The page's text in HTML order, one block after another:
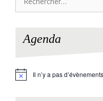
Agenda
N
Il n’y a pas